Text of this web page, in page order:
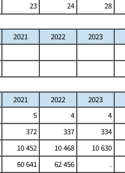
23 24 28
2021 2022 2023
2021 2022 2023
5 4 4
372 337 334
10 452 10 468 10 630
60 641 62 456 .